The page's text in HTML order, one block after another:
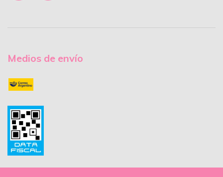
Medios de envío